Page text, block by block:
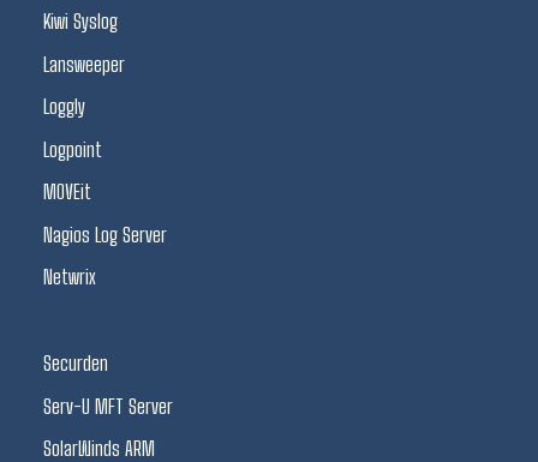
Kiwi Syslog
Lansweeper
Loggly
Logpoint
MOVEit
Nagios Log Server
Netwrix
Securden
Serv-U MFT Server
SolarWinds ARM